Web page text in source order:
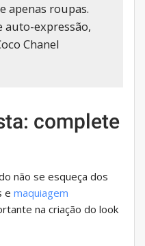
apenas roupas.
auto-expressão,
Chanel
complete
não se esqueça dos
e maquiagem
na criação do look